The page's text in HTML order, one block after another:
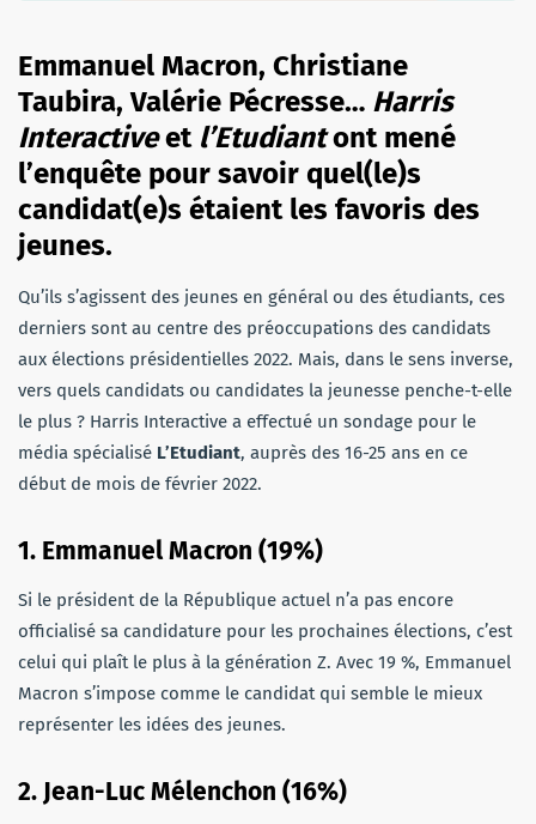
Emmanuel Macron, Christiane
Taubira, Valérie Pécresse… Harris
Interactiveet l’Etudiantont mené
l’enquête pour savoir quel(le)s
candidat(e)s étaient les favoris des
jeunes.
Qu’ils s’agissent des jeunes en général ou des étudiants, ces
derniers sont au centre des préoccupations des candidats
aux élections présidentielles 2022. Mais, dans le sens inverse,
vers quels candidats ou candidates la jeunesse penche-t-elle
le plus ? Harris Interactive a effectué un sondage pour le
média spécialisé L’Etudiant, auprès des 16-25 ans en ce
début de mois de février 2022.
1. Emmanuel Macron (19%)
Si le président de la République actuel n’a pas encore
officialisé sa candidature pour les prochaines élections, c’est
celui qui plaît le plus à la génération Z. Avec 19 %, Emmanuel
Macron s’impose comme le candidat qui semble le mieux
représenter les idées des jeunes.
2. Jean-Luc Mélenchon (16%)